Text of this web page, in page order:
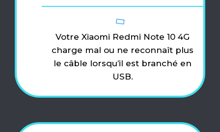
Votre Xiaomi Redmi Note 10 4G
charge mal ou ne reconnaît plus
le câble lorsqu’il est branché en
USB.